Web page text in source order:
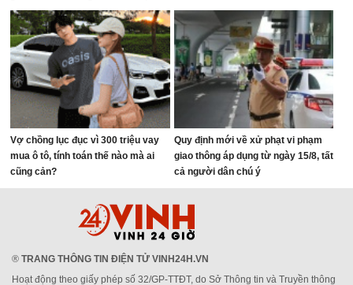
Rolls-Royce xếp hàng dài
Vợ chồng lục đục vì 300 triệu vay
mua ô tô, tính toán thế nào mà ai
cũng cản?
Quy định mới về xử phạt vi phạm
giao thông áp dụng từ ngày 15/8, tất
cả người dân chú ý
® TRANG THÔNG TIN ĐIỆN TỬ VINH24H.VN
Hoạt động theo giấy phép số 32/GP-TTĐT, do Sở Thông tin và Truyền thông